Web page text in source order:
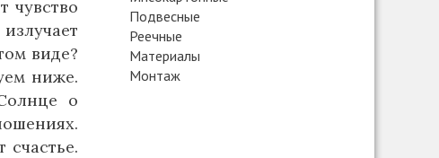
чувство
виде?
ниже.
о
Подвесные
Реечные
Материалы
Монтаж